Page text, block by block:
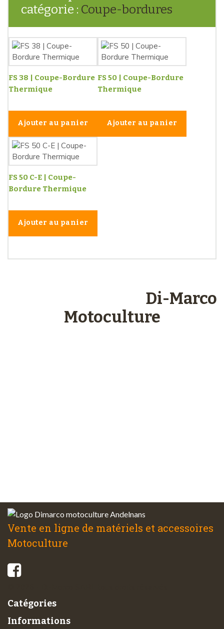
catégorie :
Coupe-bordures
FS 38 | Coupe-Bordure
Thermique
Ajouter au panier
FS 50 | Coupe-Bordure
Thermique
Ajouter au panier
FS 50 C-E | Coupe-
Bordure Thermique
Ajouter au panier
Di-Marco
Motoculture
Vente en ligne de matériels et accessoires
Motoculture
Catégories
Informations